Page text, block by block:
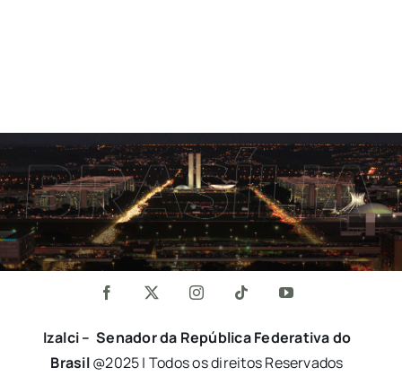
Izalci – Senador da República Federativa do
Brasil@2025 | Todos os direitos Reservados